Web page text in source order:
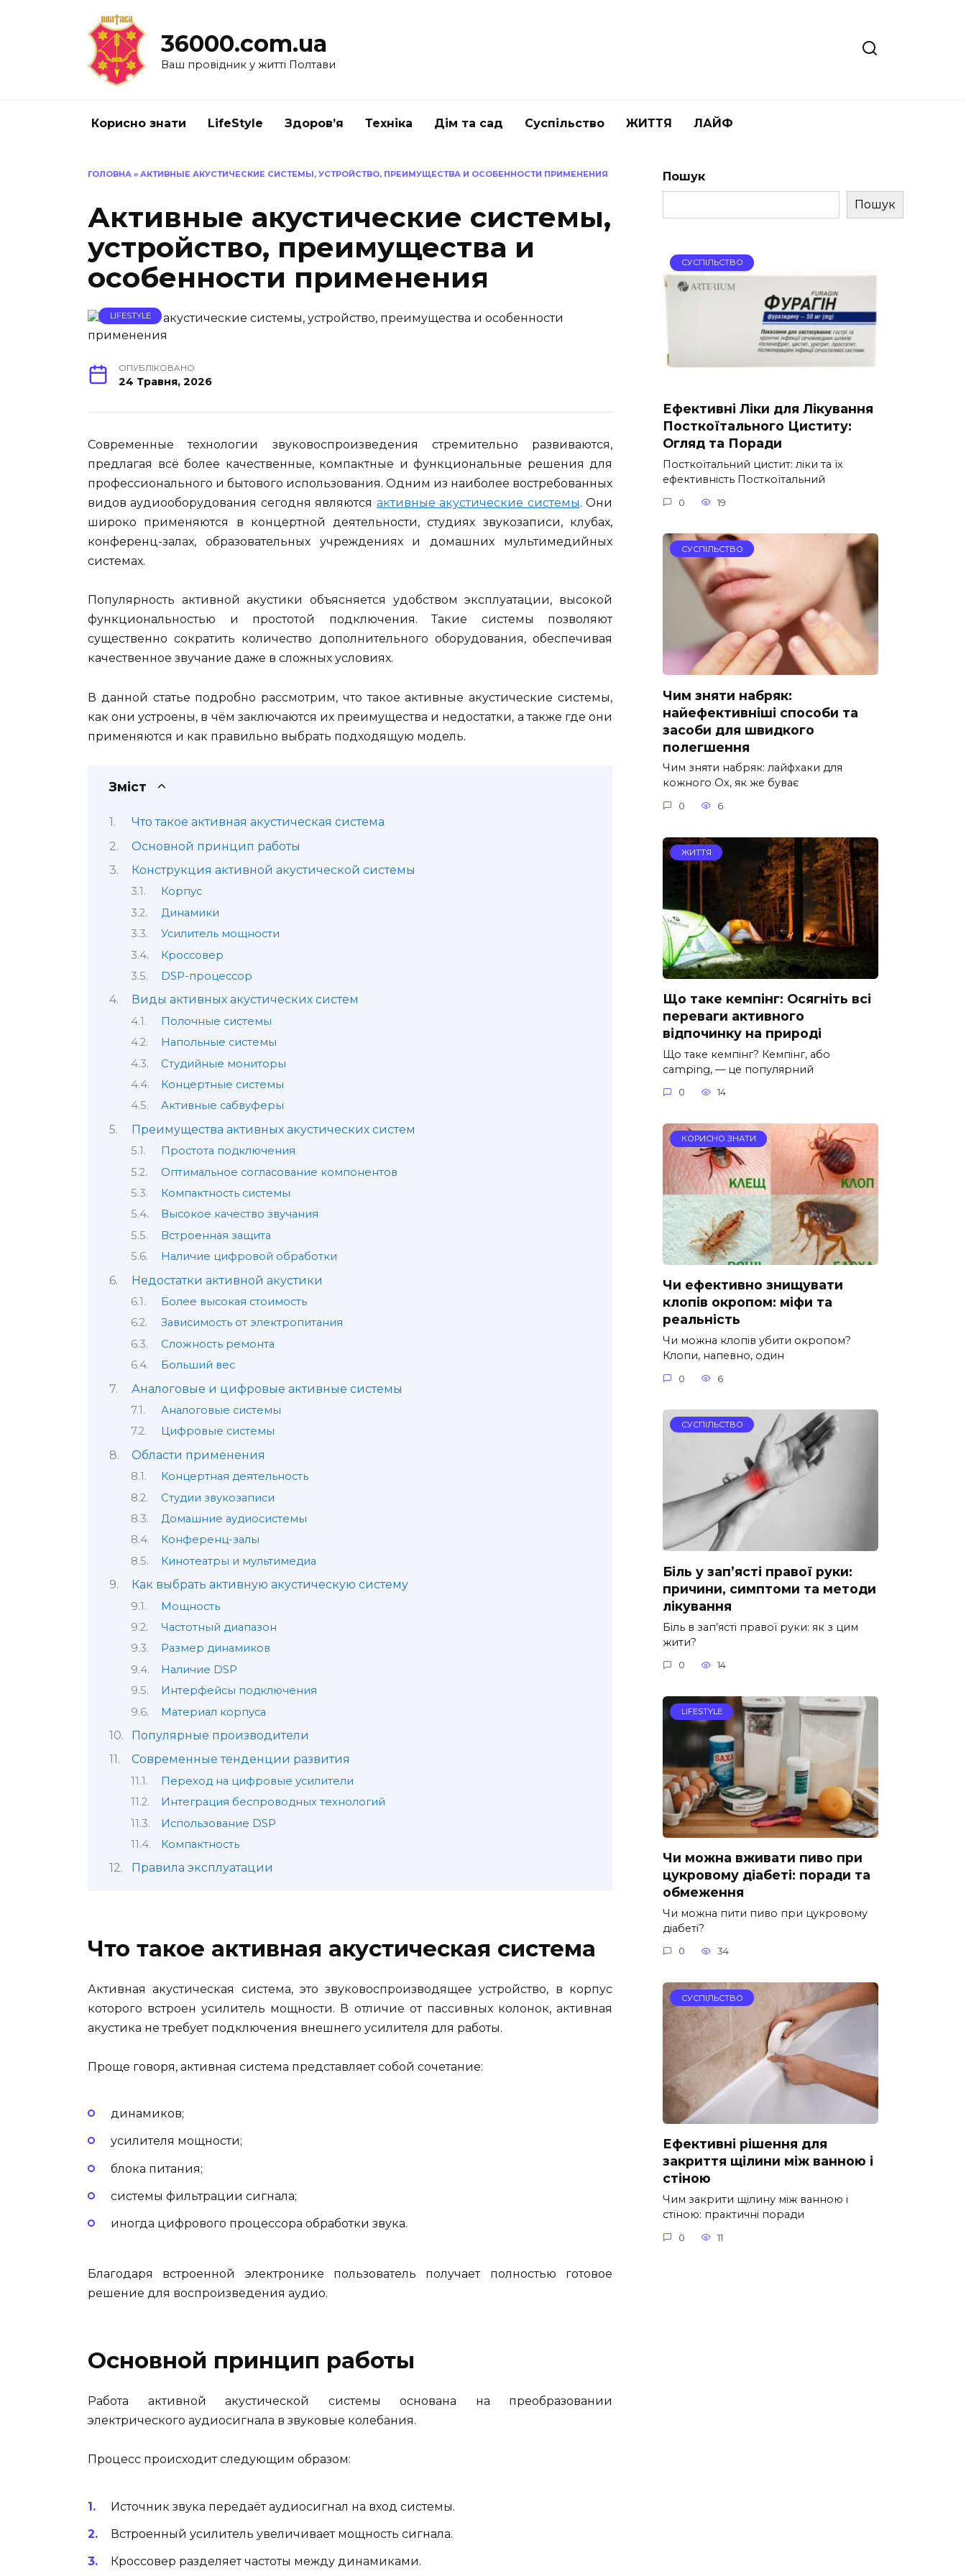
36000.com.ua
Ваш провідник у житті Полтави
Корисно знати LifeStyle Здоров’я Техніка Дім та сад Суспільство ЖИТТЯ ЛАЙФ
ГОЛОВНА » АКТИВНЫЕ АКУСТИЧЕСКИЕ СИСТЕМЫ, УСТРОЙСТВО, ПРЕИМУЩЕСТВА И ОСОБЕННОСТИ ПРИМЕНЕНИЯ
Активные акустические системы,
устройство, преимущества и
особенности применения
LIFESTYLE
ОПУБЛІКОВАНО
24 Травня, 2026
Современные технологии звуковоспроизведения стремительно развиваются,
предлагая всё более качественные, компактные и функциональные решения для
профессионального и бытового использования. Одним из наиболее востребованных
видов аудиооборудования сегодня являются активные акустические системы. Они
широко применяются в концертной деятельности, студиях звукозаписи, клубах,
конференц-залах, образовательных учреждениях и домашних мультимедийных
системах.
Популярность активной акустики объясняется удобством эксплуатации, высокой
функциональностью и простотой подключения. Такие системы позволяют
существенно сократить количество дополнительного оборудования, обеспечивая
качественное звучание даже в сложных условиях.
В данной статье подробно рассмотрим, что такое активные акустические системы,
как они устроены, в чём заключаются их преимущества и недостатки, а также где они
применяются и как правильно выбрать подходящую модель.
Зміст
Что такое активная акустическая система
Основной принцип работы
Конструкция активной акустической системы
Корпус
Динамики
Усилитель мощности
Кроссовер
DSP-процессор
Виды активных акустических систем
Полочные системы
Напольные системы
Студийные мониторы
Концертные системы
Активные сабвуферы
Преимущества активных акустических систем
Простота подключения
Оптимальное согласование компонентов
Компактность системы
Высокое качество звучания
Встроенная защита
Наличие цифровой обработки
Недостатки активной акустики
Более высокая стоимость
Зависимость от электропитания
Сложность ремонта
Больший вес
Аналоговые и цифровые активные системы
Аналоговые системы
Цифровые системы
Области применения
Концертная деятельность
Студии звукозаписи
Домашние аудиосистемы
Конференц-залы
Кинотеатры и мультимедиа
Как выбрать активную акустическую систему
Мощность
Частотный диапазон
Размер динамиков
Наличие DSP
Интерфейсы подключения
Материал корпуса
Популярные производители
Современные тенденции развития
Переход на цифровые усилители
Интеграция беспроводных технологий
Использование DSP
Компактность
Правила эксплуатации
Что такое активная акустическая система
Активная акустическая система, это звуковоспроизводящее устройство, в корпус
которого встроен усилитель мощности. В отличие от пассивных колонок, активная
акустика не требует подключения внешнего усилителя для работы.
Проще говоря, активная система представляет собой сочетание:
динамиков;
усилителя мощности;
блока питания;
системы фильтрации сигнала;
иногда цифрового процессора обработки звука.
Благодаря встроенной электронике пользователь получает полностью готовое
решение для воспроизведения аудио.
Основной принцип работы
Работа активной акустической системы основана на преобразовании
электрического аудиосигнала в звуковые колебания.
Процесс происходит следующим образом:
Источник звука передаёт аудиосигнал на вход системы.
Встроенный усилитель увеличивает мощность сигнала.
Кроссовер разделяет частоты между динамиками.
Пошук
Пошук
СУСПІЛЬСТВО
Ефективні Ліки для Лікування
Посткоїтального Циститу:
Огляд та Поради
Посткоїтальний цистит: ліки та їх
ефективність Посткоїтальний
0 19
СУСПІЛЬСТВО
Чим зняти набряк:
найефективніші способи та
засоби для швидкого
полегшення
Чим зняти набряк: лайфхаки для
кожного Ох, як же буває
0 6
ЖИТТЯ
Що таке кемпінг: Осягніть всі
переваги активного
відпочинку на природі
Що таке кемпінг? Кемпінг, або
camping, — це популярний
0 14
КОРИСНО ЗНАТИ
Чи ефективно знищувати
клопів окропом: міфи та
реальність
Чи можна клопів убити окропом?
Клопи, напевно, один
0 6
СУСПІЛЬСТВО
Біль у зап’ясті правої руки:
причини, симптоми та методи
лікування
Біль в зап’ясті правої руки: як з цим
жити?
0 14
LIFESTYLE
Чи можна вживати пиво при
цукровому діабеті: поради та
обмеження
Чи можна пити пиво при цукровому
діабеті?
0 34
СУСПІЛЬСТВО
Ефективні рішення для
закриття щілини між ванною і
стіною
Чим закрити щілину між ванною і
стіною: практичні поради
0 11